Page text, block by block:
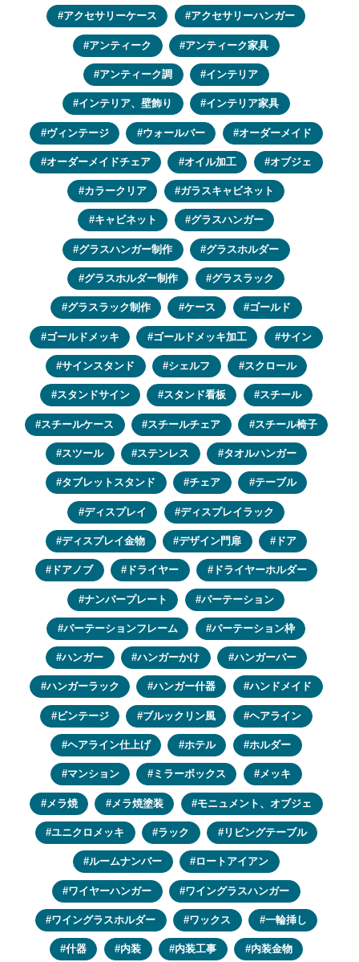
アクセサリーケース アクセサリーハンガー
アンティーク アンティーク家具
アンティーク調 インテリア
インテリア、壁飾り インテリア家具
ヴィンテージ ウォールバー オーダーメイド
オーダーメイドチェア オイル加工 オブジェ
カラークリア ガラスキャビネット
キャビネット グラスハンガー
グラスハンガー制作 グラスホルダー
グラスホルダー制作 グラスラック
グラスラック制作 ケース ゴールド
ゴールドメッキ ゴールドメッキ加工 サイン
サインスタンド シェルフ スクロール
スタンドサイン スタンド看板 スチール
スチールケース スチールチェア スチール椅子
スツール ステンレス タオルハンガー
タブレットスタンド チェア テーブル
ディスプレイ ディスプレイラック
ディスプレイ金物 デザイン門扉 ドア
ドアノブ ドライヤー ドライヤーホルダー
ナンバープレート パーテーション
パーテーションフレーム パーテーション枠
ハンガー ハンガーかけ ハンガーバー
ハンガーラック ハンガー什器 ハンドメイド
ビンテージ ブルックリン風 ヘアライン
ヘアライン仕上げ ホテル ホルダー
マンション ミラーボックス メッキ
メラ焼 メラ焼塗装 モニュメント、オブジェ
ユニクロメッキ ラック リビングテーブル
ルームナンバー ロートアイアン
ワイヤーハンガー ワイングラスハンガー
ワイングラスホルダー ワックス 一輪挿し
什器 内装 内装工事 内装金物